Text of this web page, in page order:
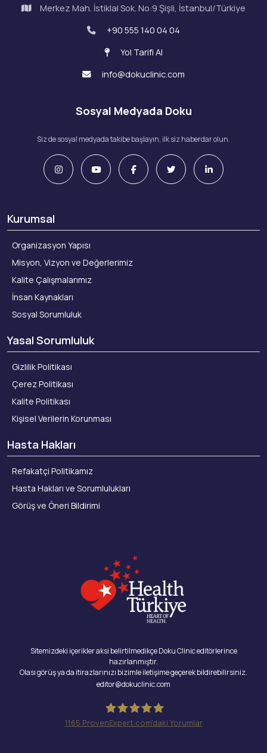
Merkez Mah. İstiklal Sok. No:9 Şişli, İstanbul/Türkiye
+90 555 140 04 04
Yol Tarifi Al
info@dokuclinic.com
Sosyal Medyada Doku
Siz de sosyal medyada takibe başlayın, ilk siz haberdar olun.
Kurumsal
Organizasyon Yapısı
Misyon, Vizyon ve Değerlerimiz
Kalite Çalışmalarımız
İnsan Kaynakları
Sosyal Sorumluluk
Yasal Sorumluluk
Gizlilik Politikası
Çerez Politikası
Kalite Politikası
Kişisel Verilerin Korunması
Hasta Hakları
Refakatçi Politikamız
Hasta Hakları ve Sorumlulukları
Görüş ve Öneri Bildirimi
Sitemizdeki içerikler aksi belirtilmedikçe Doku Clinic editörlerince
hazırlanmıştır.
Olası görüş ya da itirazlarınızı bizimle iletişime geçerek bildirebilirsiniz.
editor@dokuclinic.com
1165 ProvenExpert.com'daki Yorumlar